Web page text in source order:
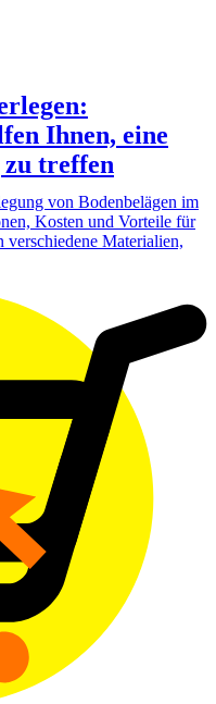
Ihnen, eine
treffen
von Bodenbelägen im
Kosten und Vorteile für
Materialien,